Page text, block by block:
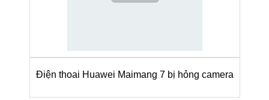
Điện thoai Huawei Maimang 7 bị hỏng camera